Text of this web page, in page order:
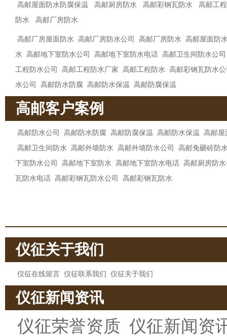
高邮屋面防水防腐保温 高邮厨房防水 高邮彩钢瓦防水
高邮工
防水
高邮厂房防水
高邮厂房屋面防水 高邮厂房防水公司 高邮厂房防水 高邮屋面防
水 高邮地下室防水公司 高邮地下室防水电话 高邮卫生间防水公司
工程防水公司
高邮工程防水厂家 高邮工程防水 高邮彩钢瓦防水
水公司
高邮防水防腐 高邮防水保温 高邮防腐保温
高邮客户案例
高邮防水公司 高邮防水防腐 高邮防腐保温 高邮防水保温 高邮屋
高邮卫生间防水 高邮外墙防水 高邮外墙防水公司
高邮免砸砖防
下室防水公司
高邮地下室防水 高邮地下室防水电话 高邮厨房防
瓦防水电话 高邮彩钢瓦防水公司 高邮彩钢瓦防水
仪征关于我们
仪征在线留言 仪征联系我们 仪征关于我们
仪征新闻资讯
仪征荣誉资质 仪征新闻资